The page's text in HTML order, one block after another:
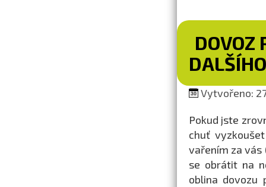
DOVOZ
Vytvořeno:
Pokud jste
chuť
vařením za
se obrátit na
oblina dovozu